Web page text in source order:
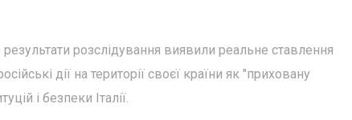
розслідування виявили реальне ставлення
дії на території своєї країни як "приховану
і безпеки Італії.